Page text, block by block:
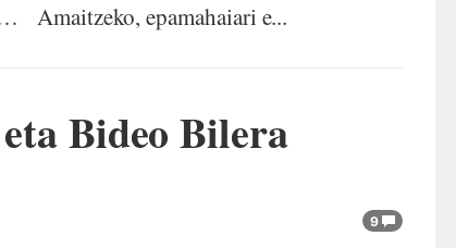
Amaitzeko, epamahaiari e...
Bideo Bilera
9